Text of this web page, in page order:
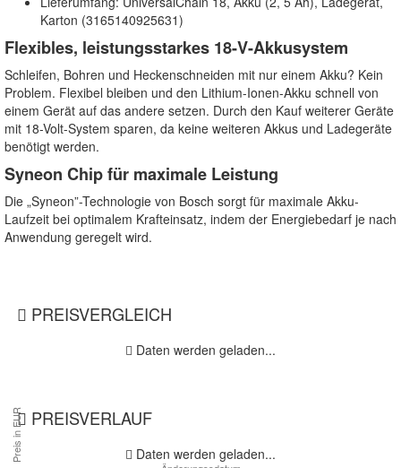
Karton (3165140925631)
Flexibles, leistungsstarkes 18-V-Akkusystem
Schleifen, Bohren und Heckenschneiden mit nur einem Akku? Kein
Problem. Flexibel bleiben und den Lithium-Ionen-Akku schnell von
einem Gerät auf das andere setzen. Durch den Kauf weiterer Geräte
mit 18-Volt-System sparen, da keine weiteren Akkus und Ladegeräte
benötigt werden.
Syneon Chip für maximale Leistung
Die „Syneon”-Technologie von Bosch sorgt für maximale Akku-
Laufzeit bei optimalem Krafteinsatz, indem der Energiebedarf je nach
Anwendung geregelt wird.
PREISVERGLEICH
Daten werden geladen...
PREISVERLAUF
Daten werden geladen...